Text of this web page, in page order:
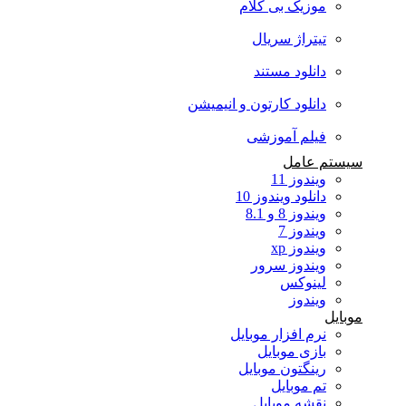
موزیک بی کلام
تیتراژ سریال
دانلود مستند
دانلود کارتون و انیمیشن
فیلم آموزشی
سیستم عامل
ویندوز 11
دانلود ویندوز 10
ویندوز 8 و 8.1
ویندوز 7
ویندوز xp
ویندوز سرور
لینوکس
ویندوز
نرم افزار موبایل
بازی موبایل
رینگتون موبایل
تم موبایل
نقشه موبایل